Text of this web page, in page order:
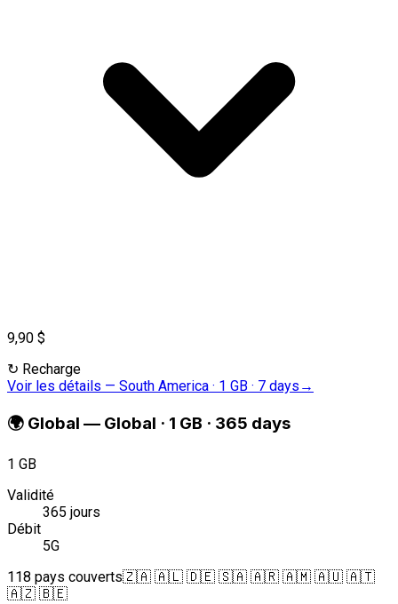
9,90 $
↻ Recharge
Voir les détails — South America · 1 GB · 7 days →
🌍 Global — Global · 1 GB · 365 days
1 GB
Validité
365 jours
Débit
5G
118 pays couverts🇿🇦 🇦🇱 🇩🇪 🇸🇦 🇦🇷 🇦🇲 🇦🇺 🇦🇹
🇦🇿 🇧🇪